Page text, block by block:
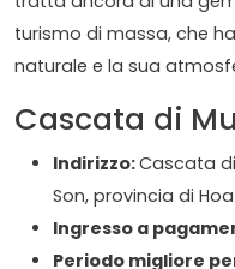
turismo di massa, che
naturale e la sua
Cascata di
Indirizzo:Cascata di
Son, provincia di
Ingresso a
Periodo migliore